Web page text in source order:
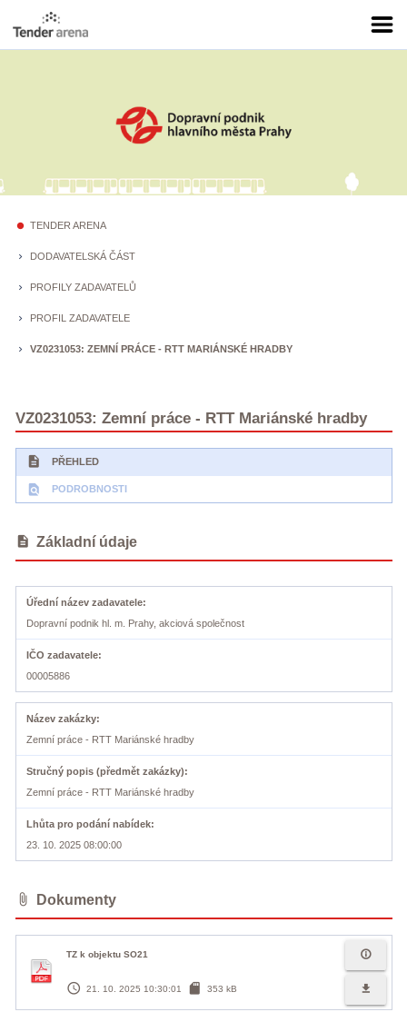
fiber_manual_record TENDER ARENA
keyboard_arrow_right DODAVATELSKÁ ČÁST
keyboard_arrow_right PROFILY ZADAVATELŮ
keyboard_arrow_right PROFIL ZADAVATELE
keyboard_arrow_right VZ0231053: ZEMNÍ PRÁCE - RTT MARIÁNSKÉ HRADBY
VZ0231053: Zemní práce - RTT Mariánské hradby
description PŘEHLED
find_in_page PODROBNOSTI
description Základní údaje
Úřední název zadavatele
Dopravní podnik hl. m. Prahy, akciová společnost
IČO zadavatele
00005886
Název zakázky
Zemní práce - RTT Mariánské hradby
Stručný popis (předmět zakázky)
Zemní práce - RTT Mariánské hradby
Lhůta pro podání nabídek
23. 10. 2025 08:00:00
attach_file Dokumenty
TZ k objektu SO21
access_time 21. 10. 2025 10:30:01 sd_card 353 kB
info_outline
file_download